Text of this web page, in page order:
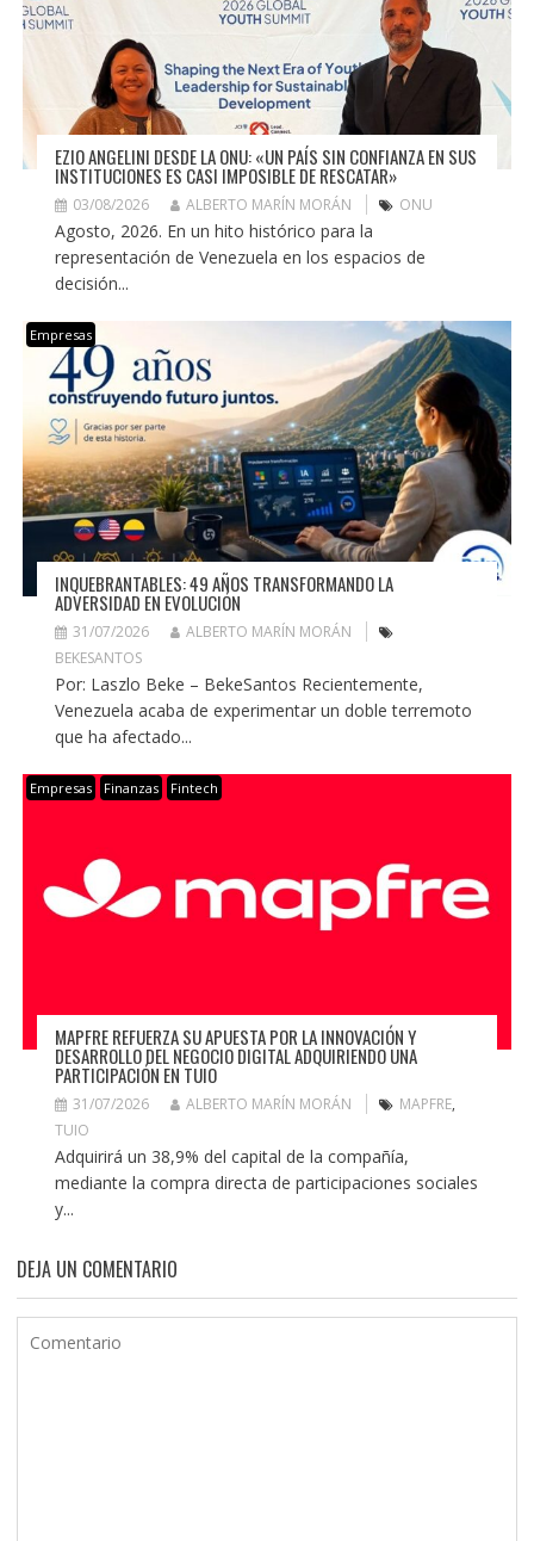
EZIO ANGELINI DESDE LA ONU: «UN PAÍS SIN CONFIANZA EN SUS
INSTITUCIONES ES CASI IMPOSIBLE DE RESCATAR»
03/08/2026 ALBERTO MARÍN MORÁN ONU
Agosto, 2026. En un hito histórico para la
representación de Venezuela en los espacios de
decisión...
Empresas
INQUEBRANTABLES: 49 AÑOS TRANSFORMANDO LA
ADVERSIDAD EN EVOLUCIÓN
31/07/2026
ALBERTO MARÍN MORÁN
BEKESANTOS
Por: Laszlo Beke – BekeSantos Recientemente,
Venezuela acaba de experimentar un doble terremoto
que ha afectado...
Empresas Finanzas Fintech
MAPFRE REFUERZA SU APUESTA POR LA INNOVACIÓN Y
DESARROLLO DEL NEGOCIO DIGITAL ADQUIRIENDO UNA
PARTICIPACIÓN EN TUIO
31/07/2026 ALBERTO MARÍN MORÁN MAPFRE,
TUIO
Adquirirá un 38,9% del capital de la compañía,
mediante la compra directa de participaciones sociales
y...
DEJA UN COMENTARIO